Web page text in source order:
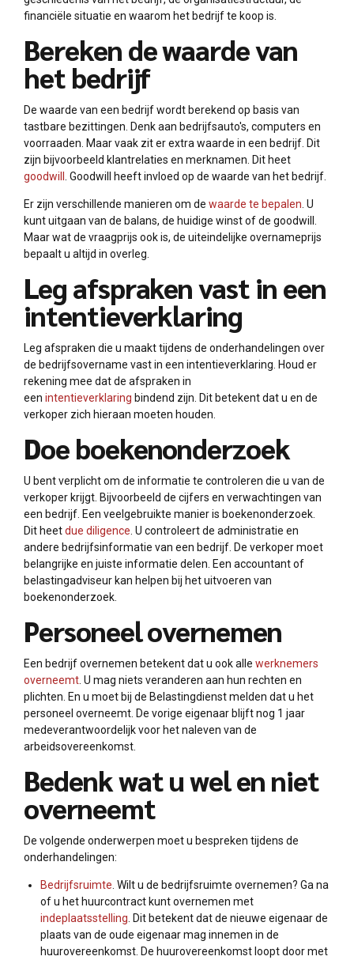
financiële situatie en waarom het bedrijf te koop is.
Bereken de waarde van
het bedrijf
De waarde van een bedrijf wordt berekend op basis van
tastbare bezittingen. Denk aan bedrijfsauto's, computers en
voorraaden. Maar vaak zit er extra waarde in een bedrijf. Dit
zijn bijvoorbeeld klantrelaties en merknamen. Dit heet
goodwill
. Goodwill heeft invloed op de waarde van het bedrijf.
Er zijn verschillende manieren om de waarde te bepalen . U
kunt uitgaan van de balans, de huidige winst of de goodwill.
Maar wat de vraagprijs ook is, de uiteindelijke overnameprijs
bepaalt u altijd in overleg.
Leg afspraken vast in een
intentieverklaring
Leg afspraken die u maakt tijdens de onderhandelingen over
de bedrijfsovername vast in een intentieverklaring. Houd er
rekening mee dat de afspraken in
een intentieverklaring bindend zijn. Dit betekent dat u en de
verkoper zich hieraan moeten houden.
Doe boekenonderzoek
U bent verplicht om de informatie te controleren die u van de
verkoper krijgt. Bijvoorbeeld de cijfers en verwachtingen van
een bedrijf. Een veelgebruikte manier is boekenonderzoek.
Dit heetdue diligence . U controleert de administratie en
andere bedrijfsinformatie van een bedrijf. De verkoper moet
belangrijke en juiste informatie delen. Een accountant of
belastingadviseur kan helpen bij het uitvoeren van
boekenonderzoek.
Personeel overnemen
Een bedrijf overnemen betekent dat u ook alle werknemers
overneemt . U mag niets veranderen aan hun rechten en
plichten. En u moet bij de Belastingdienst melden dat u het
personeel overneemt. De vorige eigenaar blijft nog 1 jaar
medeverantwoordelijk voor het naleven van de
arbeidsovereenkomst.
Bedenk wat u wel en niet
overneemt
De volgende onderwerpen moet u bespreken tijdens de
onderhandelingen:
Bedrijfsruimte . Wilt u de bedrijfsruimte overnemen? Ga na
of u het huurcontract kunt overnemen met
indeplaatsstelling . Dit betekent dat de nieuwe eigenaar de
plaats van de oude eigenaar mag innemen in de
huurovereenkomst. De huurovereenkomst loopt door met